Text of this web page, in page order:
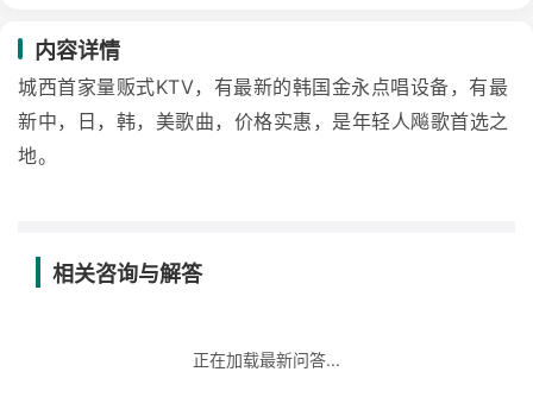
内容详情
城西首家量贩式KTV，有最新的韩国金永点唱设备，有最
新中，日，韩，美歌曲，价格实惠，是年轻人飚歌首选之
地。
相关咨询与解答
正在加载最新问答...